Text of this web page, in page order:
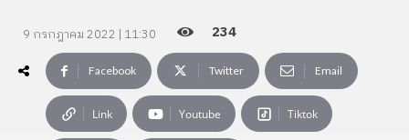
9 กรกฎาคม 2022 | 11:30 234
Facebook Twitter Email
Link Youtube Tiktok